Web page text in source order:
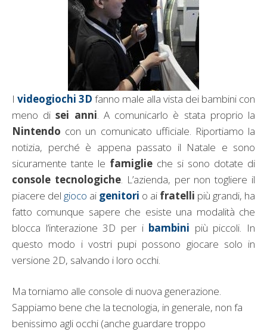
I videogiochi 3D fanno male alla vista dei bambini con
meno disei anni. A comunicarlo è stata proprio la
Nintendo con un comunicato ufficiale. Riportiamo la
notizia, perché è appena passato il Natale e sono
sicuramente tante le famiglie che si sono dotate di
console tecnologiche. L’azienda, per non togliere il
piacere del gioco ai genitori o ai fratelli più grandi, ha
fatto comunque sapere che esiste una modalità che
blocca l’interazione 3D per i bambini più piccoli. In
questo modo i vostri pupi possono giocare solo in
versione 2D, salvando i loro occhi.
Ma torniamo alle console di nuova generazione.
Sappiamo bene che la tecnologia, in generale, non fa
benissimo agli occhi (anche guardare troppo